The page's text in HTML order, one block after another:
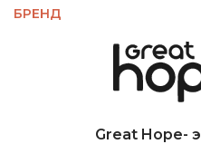
БРЕНД
Great Hope-